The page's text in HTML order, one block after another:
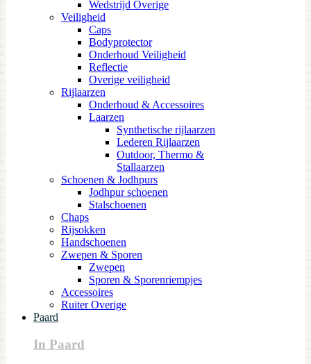
Wedstrijd Overige
Veiligheid
Caps
Bodyprotector
Onderhoud Veiligheid
Reflectie
Overige veiligheid
Rijlaarzen
Onderhoud & Accessoires
Laarzen
Synthetische rijlaarzen
Lederen Rijlaarzen
Outdoor, Thermo &
Stallaarzen
Schoenen & Jodhpurs
Jodhpur schoenen
Stalschoenen
Chaps
Rijsokken
Handschoenen
Zwepen & Sporen
Zwepen
Sporen & Sporenriempjes
Accessoires
Ruiter Overige
Paard
In Paard